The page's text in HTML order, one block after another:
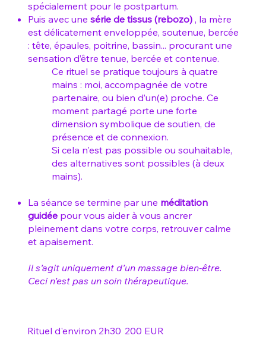
spécialement pour le postpartum.
Puis avec une série de tissus (rebozo) , la mère
est délicatement enveloppée, soutenue, bercée
: tête, épaules, poitrine, bassin... procurant une
sensation d’être tenue, bercée et contenue.
Ce rituel se pratique toujours à quatre
mains : moi, accompagnée de votre
partenaire, ou bien d’un(e) proche. Ce
moment partagé porte une forte
dimension symbolique de soutien, de
présence et de connexion.
Si cela n'est pas possible ou souhaitable,
des alternatives sont possibles (à deux
mains).
La séance se termine par une méditation
guidée pour vous aider à vous ancrer
pleinement dans votre corps, retrouver calme
et apaisement.
Il s’agit uniquement d’un massage bien-être.
Ceci n’est pas un soin thérapeutique.
Rituel d'environ 2h30 200 EUR